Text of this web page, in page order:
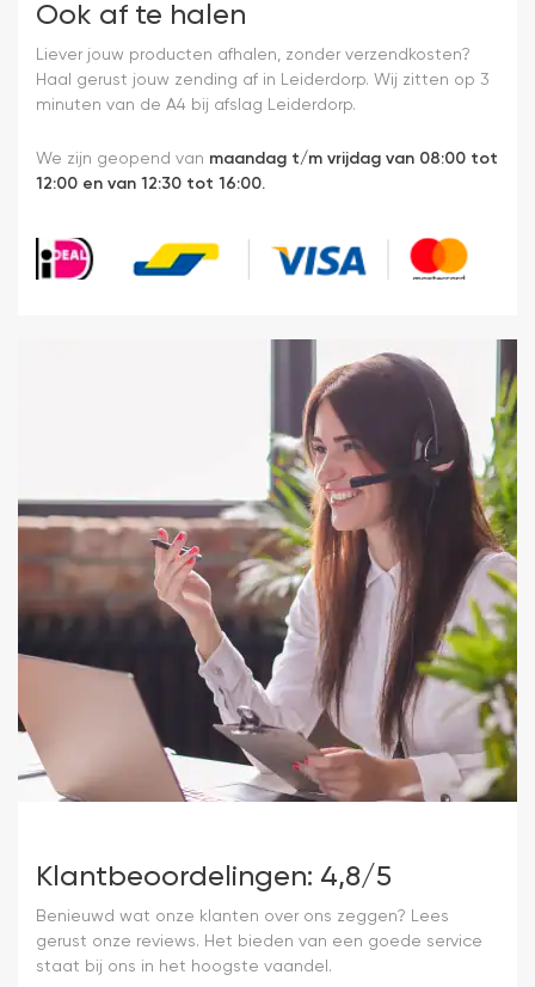
Ook af te halen
Liever jouw producten afhalen, zonder verzendkosten?
Haal gerust jouw zending af in Leiderdorp. Wij zitten op 3
minuten van de A4 bij afslag Leiderdorp.
We zijn geopend van maandag t/m vrijdag van 08:00 tot
12:00 en van 12:30 tot 16:00.
Klantbeoordelingen: 4,8/5
Benieuwd wat onze klanten over ons zeggen? Lees
gerust onze reviews. Het bieden van een goede service
staat bij ons in het hoogste vaandel.